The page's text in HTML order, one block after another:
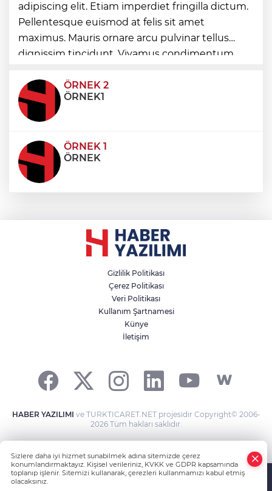
Edirne'de Altınyazı Karasaz Sulama
Kooperatifi'ne güçlü takviye
adipiscing elit. Etiam imperdiet fringilla dictum.
Pellentesque euismod at felis sit amet
maximus. Mauris ornare arcu pulvinar tellus
dignissim tincidunt. Vivamus condimentum
condimentum eros et, faucibus sapien. Praese
ÖRNEK 2
ÖRNEK1
ÖRNEK 1
ÖRNEK
Gizlilik Politikası
Çerez Politikası
Veri Politikası
Kullanım Şartnamesi
Künye
İletişim
HABER YAZILIMI ve TURKTICARET.NET projesidir Copyright© 2006-
2026 Tüm hakları saklıdır.
Sizlere daha iyi hizmet sunabilmek adına sitemizde çerez
konumlandırmaktayız. Kişisel verileriniz, KVKK ve GDPR kapsamında
toplanıp işlenir. Sitemizi kullanarak, çerezleri kullanmamızı kabul etmiş
olacaksınız.